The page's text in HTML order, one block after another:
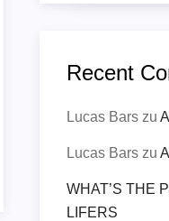
Recent
Lucas Bars zu
Lucas Bars zu
WHAT’S THE
LIFERS